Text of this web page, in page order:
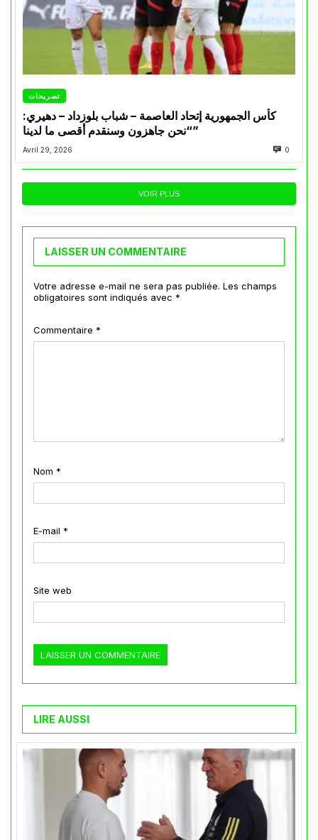
تصريحات
كأس الجمهورية إتحاد العاصمة – شباب بلوزداد – دهيري:
“نحن جاهزون وسنقدم أقصى ما لدينا”
Avril 29, 2026 0
VOIR PLUS
LAISSER UN COMMENTAIRE
Votre adresse e-mail ne sera pas publiée. Les champs
obligatoires sont indiqués avec *
Commentaire *
Nom *
E-mail *
Site web
LIRE AUSSI